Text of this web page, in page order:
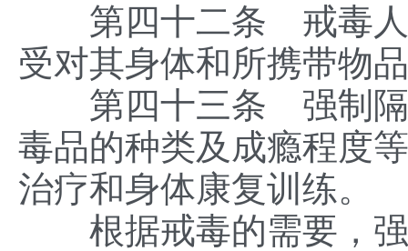
第四十二条 戒毒人
受对其身体和所携带物
第四十三条 强制隔
毒品的种类及成瘾程度
治疗和身体康复训练。
根据戒毒的需要，强